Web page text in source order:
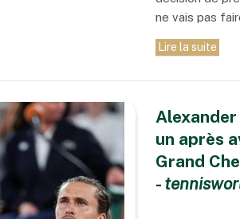
ne vais pas
Lire la suite
un après
Grand
-